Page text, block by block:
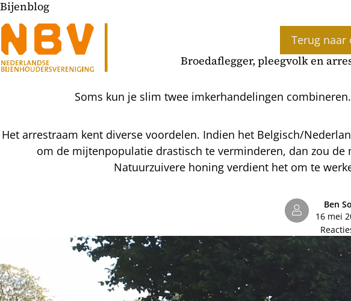
Bijenblog
Terug naar
Broedaflegger, pleegvolk en
Soms kun je slim twee imkerhandelingen
Het arrestraam kent diverse voordelen. Indien het Belgisch/
om de mijtenpopulatie drastisch te verminderen, dan zou
Natuurzuivere honing verdient het om te
Ben
16 mei